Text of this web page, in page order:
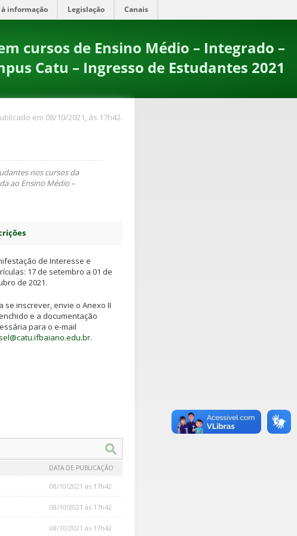
à informação Legislação Canais
cursos de Ensino Médio – Integrado –
Catu – Ingresso de Estudantes 2021
em 08/10/2021, às 17h42.
nos cursos da
ao Ensino Médio –
de Interesse e
17 de setembro a 01 de
de 2021.
se inscrever, envie o Anexo II
e a documentação
para o e-mail
.
DATA DE PUBLICAÇÃO
08/10/2021 às 17h42
08/10/2021 às 17h42
08/10/2021 às 17h42